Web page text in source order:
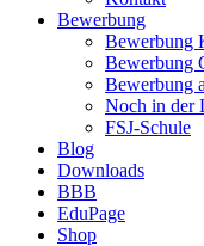
Bewerbung
Bewerbung
Bewerbung
Bewerbung
Noch in der
FSJ-Schule
Blog
Downloads
BBB
EduPage
Shop